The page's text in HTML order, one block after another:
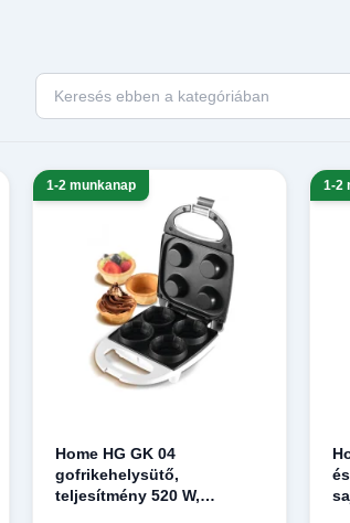
Keresés ebben a kategóriában
1-2 munkanap
Home HG GK 04
gofrikehelysütő,
teljesítmény 520 W,
1-2